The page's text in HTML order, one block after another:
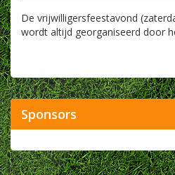
De vrijwilligersfeestavond
wordt altijd georganiseerd door
Sponsors